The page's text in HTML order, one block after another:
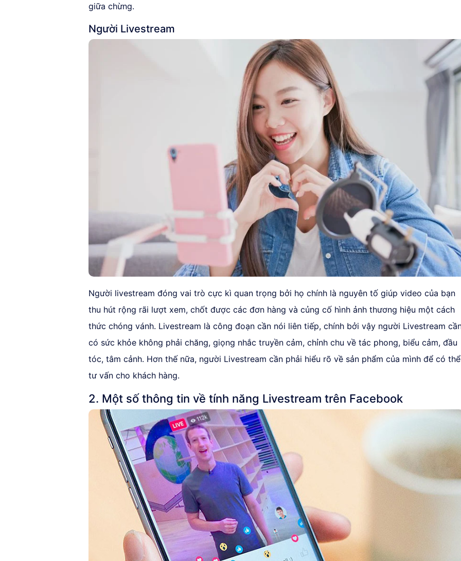
giữa chừng.
Người Livestream
Người livestream đóng vai trò cực kì quan trọng bởi họ chính là nguyên tố giúp video của bạn
thu hút rộng rãi lượt xem, chốt được các đơn hàng và củng cố hình ảnh thương hiệu một cách
thức chóng vánh. Livestream là công đoạn cần nói liên tiếp, chính bởi vậy người Livestream
có sức khỏe không phải chăng, giọng nhắc truyền cảm, chỉnh chu về tác phong, biểu cảm, đầu
tóc, tâm cảnh. Hơn thế nữa, người Livestream cần phải hiểu rõ về sản phẩm của mình để có thể
tư vấn cho khách hàng.
2. Một số thông tin về tính năng Livestream trên Facebook